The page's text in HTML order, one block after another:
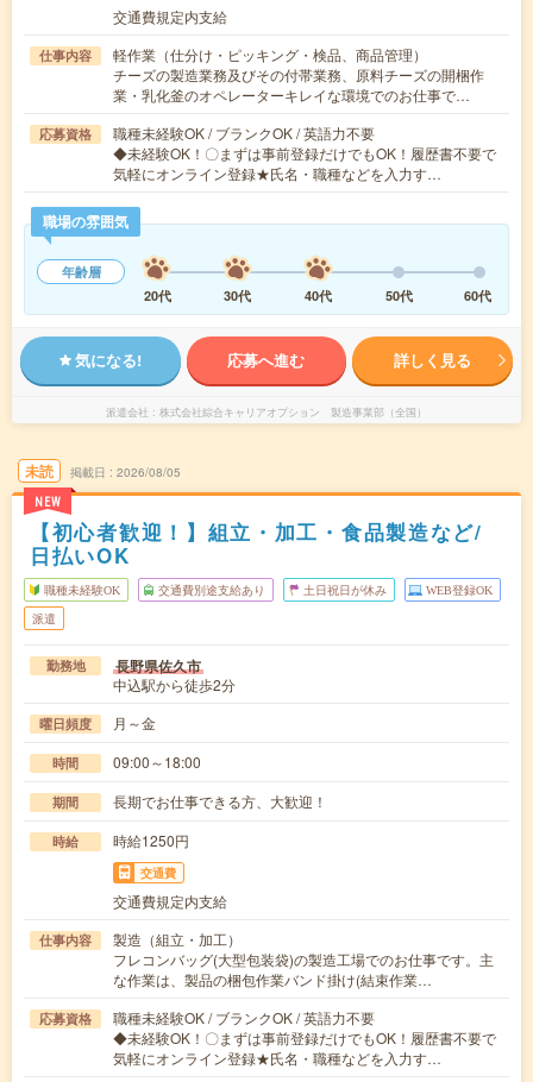
交通費規定内支給
仕事内容
軽作業（仕分け・ピッキング・検品、商品管理）
チーズの製造業務及びその付帯業務、原料チーズの開梱作
業・乳化釜のオペレーターキレイな環境でのお仕事で…
応募資格
職種未経験OK / ブランクOK / 英語力不要
◆未経験OK！〇まずは事前登録だけでもOK！履歴書不要で
気軽にオンライン登録★氏名・職種などを入力す…
職場の雰囲気
年齢層
20代
30代 40代 50代 60代
気になる! 応募へ進む 詳しく見る
派遣会社 株式会社綜合キャリアオプション 製造事業部（全国）
未読
NEW
掲載日 2026/08/05
【初心者歓迎！】組立・加工・食品製造など/
日払いOK
職種未経験OK 交通費別途支給あり 土日祝日が休み WEB登録OK
派遣
勤務地 長野県佐久市
中込駅から徒歩2分
曜日頻度 月～金
時間 09:00～18:00
期間 長期でお仕事できる方、大歓迎！
時給 時給1250円
交通費
交通費規定内支給
仕事内容
製造（組立・加工）
フレコンバッグ(大型包装袋)の製造工場でのお仕事です。主
な作業は、製品の梱包作業バンド掛け(結束作業…
応募資格
職種未経験OK / ブランクOK / 英語力不要
◆未経験OK！〇まずは事前登録だけでもOK！履歴書不要で
気軽にオンライン登録★氏名・職種などを入力す…